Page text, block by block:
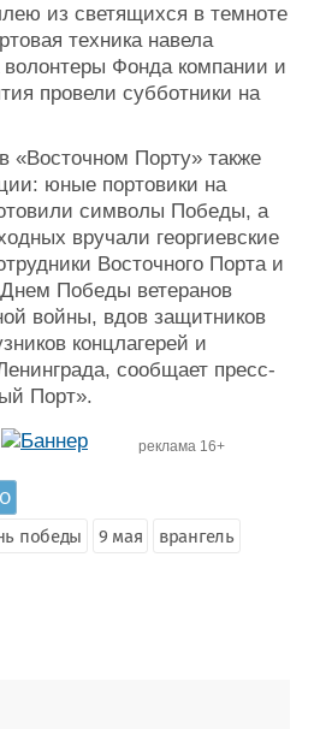
из светящихся в темноте
техника навела
волонтеры Фонда компании и
провели субботники на
«Восточном Порту» также
юные портовики на
символы Победы, а
вручали георгиевские
Восточного Порта и
Победы ветеранов
войны, вдов защитников
концлагерей и
сообщает пресс-
Порт».
реклама 16+
победы 9 мая
врангель